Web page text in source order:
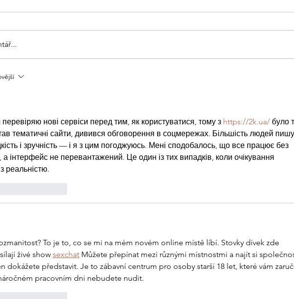
нові сервіси перед тим, як користуватися, тому з https://2k.ua/ було
тематичні сайти, дивився обговорення в соцмережах. Більшість людей
і зручність — і я з цим погоджуюсь. Мені сподобалось, що все працює без
а інтерфейс не перевантажений. Це один із тих випадків, коли очікування
реальністю.
To je to, co se mi na mém novém online místě líbí. Stovky dívek zde
živé show sexchat Můžete přepínat mezi různými místnostmi a najít si
dokážete představit. Je to zábavní centrum pro osoby starší 18 let, které vám
pracovním dni nebudete nudit.